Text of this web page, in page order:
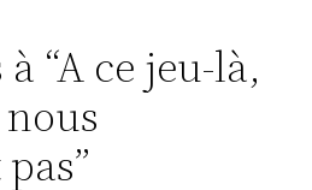
“A ce jeu-là,